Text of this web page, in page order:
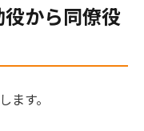
から同僚役
す。